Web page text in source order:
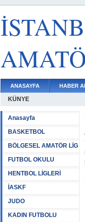
ANASAYFA HABER
KÜNYE
Anasayfa
BASKETBOL
BÖLGESEL AMATÖR LİG
FUTBOL OKULU
HENTBOL LİGLERİ
İASKF
JUDO
KADIN FUTBOLU